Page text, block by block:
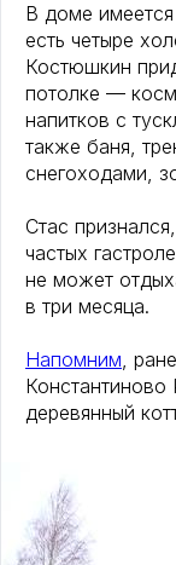
В доме
есть четыре
Костюшкин
потолке —
напитков с
также баня,
снегоходами,
Стас
частых
не может
в три месяца.
Напомним,
деревянный